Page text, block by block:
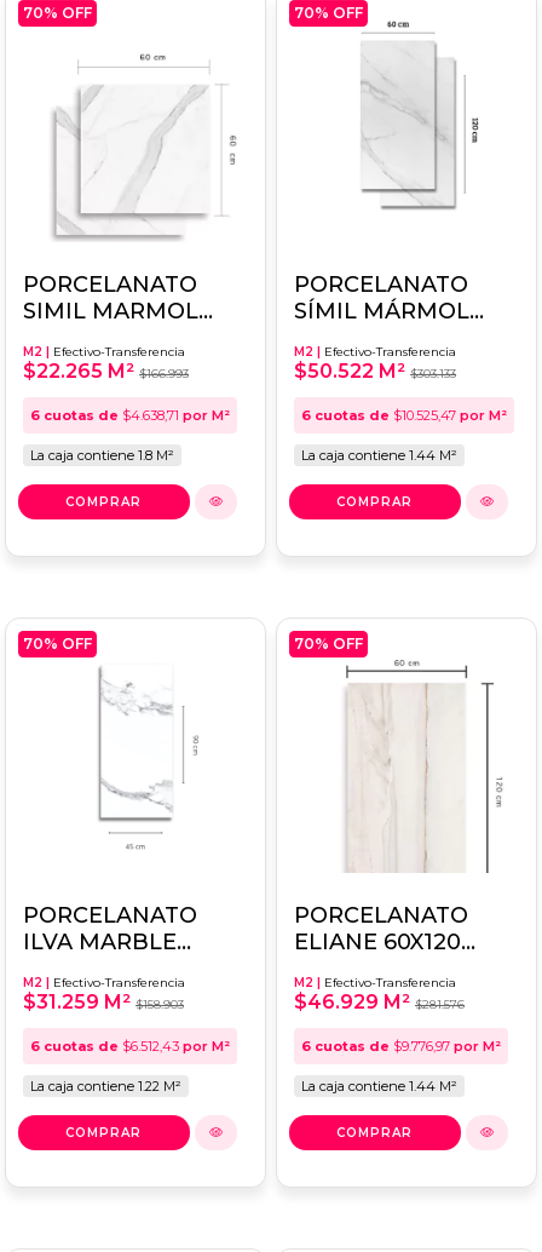
70% OFF
PORCELANATO
SIMIL MARMOL
STATUARIO
BIANCO HD
M2 | Efectivo-Transferencia
$22.265 M² $166.993
6 cuotas de $4.638,71 por M²
La caja contiene 1.8 M²
70% OFF
PORCELANATO
SÍMIL MÁRMOL
TOSCANA
M2 | Efectivo-Transferencia
$50.522 M² $303.133
6 cuotas de $10.525,47 por M²
La caja contiene 1.44 M²
70% OFF
PORCELANATO
ILVA MARBLE
45X90
M2 | Efectivo-Transferencia
$31.259 M² $158.903
6 cuotas de $6.512,43 por M²
La caja contiene 1.22 M²
70% OFF
PORCELANATO
ELIANE 60X120
HD 1ERA CALIDAD
M2 | Efectivo-Transferencia
$46.929 M² $281.576
6 cuotas de $9.776,97 por M²
La caja contiene 1.44 M²